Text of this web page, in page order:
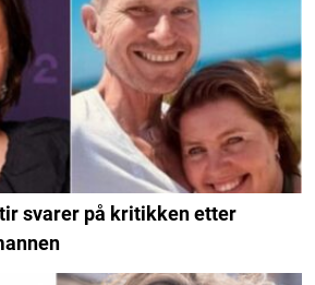
svarer på kritikken etter